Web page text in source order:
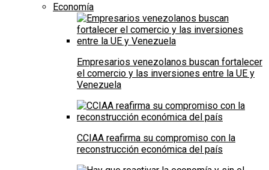
Economía
Empresarios venezolanos buscan fortalecer
el comercio y las inversiones entre la UE y
Venezuela
CCIAA reafirma su compromiso con la
reconstrucción económica del país